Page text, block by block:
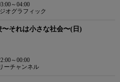
～04:00
オグラフィック
それは小さな社会〜(日)
～00:00
ーチャンネル